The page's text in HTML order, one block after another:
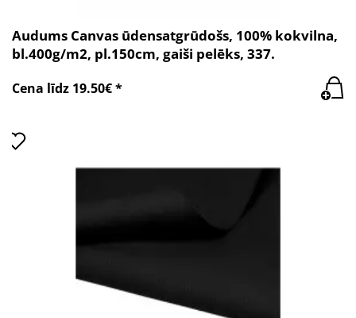
Audums Canvas ūdensatgrūdošs, 100% kokvilna,
bl.400g/m2, pl.150cm, gaiši pelēks, 337.
Cena līdz 19.50€ *